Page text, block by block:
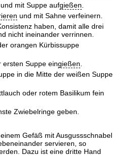
mit Suppe aufgießen
und mit Sahne verfeinern.
haben, damit alle drei
nicht ineinander verrinnen.
orangen Kürbissuppe
ersten Suppe eingießen
in die Mitte der weißen Suppe
oder rotem Basilikum fein
Zwiebelringe geben.
Gefäß mit Ausgussschnabel
servieren, so
Dazu ist eine dritte Hand